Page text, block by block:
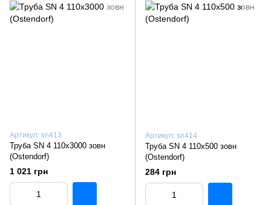
Артикул: sn413
Труба SN 4 110x3000 зовн
(Ostendorf)
1 021 грн
Артикул: sn414
Труба SN 4 110x500 зовн
(Ostendorf)
284 грн